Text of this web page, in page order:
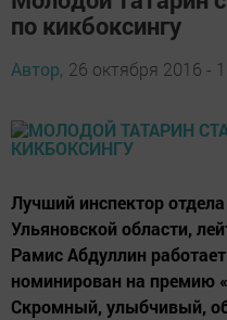
по кикбоксингу
Автор, 26 октября 2016 -
Лучший инспектор
Ульяновской области,
Рамис Абдуллин
номинирован на премию
Скромный, улыбчивый,